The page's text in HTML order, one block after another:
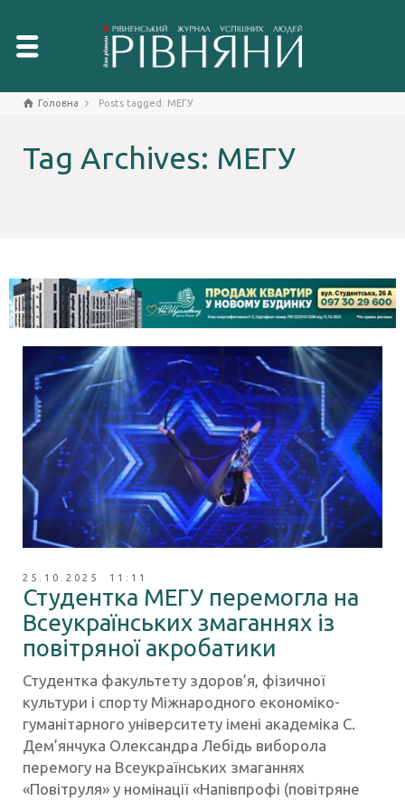
Головна Posts tagged: МЕГУ
Tag Archives: МЕГУ
25.10.2025 11:11
Студентка МЕГУ перемогла на
Всеукраїнських змаганнях із
повітряної акробатики
Студентка факультету здоров’я, фізичної
культури і спорту Міжнародного економіко-
гуманітарного університету імені академіка С.
Дем’янчука Олександра Лебідь виборола
перемогу на Всеукраїнських змаганнях
«Повітруля» у номінації «Напівпрофі (повітряне